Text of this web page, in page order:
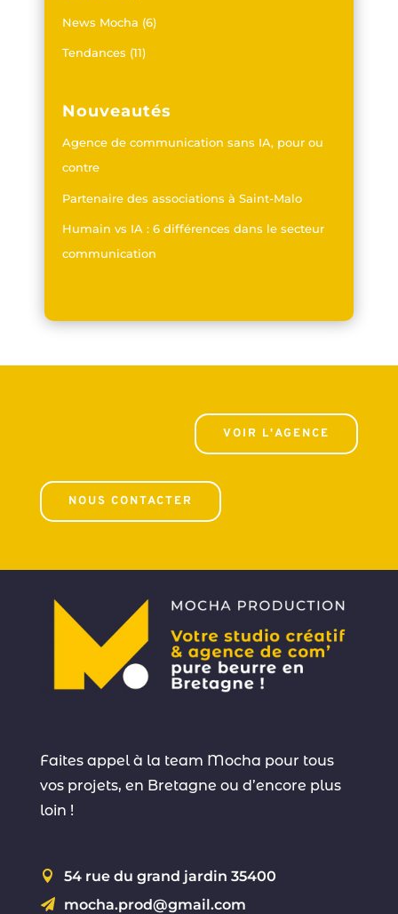
News Mocha (6)
Tendances (11)
Nouveautés
Agence de communication sans IA, pour ou
contre
Partenaire des associations à Saint-Malo
Humain vs IA : 6 différences dans le secteur
communication
VOIR L'AGENCE
NOUS CONTACTER
Faites appel à la team Mocha pour tous
vos projets, en Bretagne ou d’encore plus
loin !
 54 rue du grand jardin 35400
 mocha.prod@gmail.com